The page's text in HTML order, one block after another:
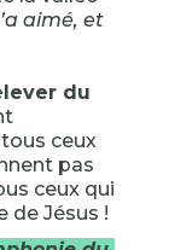
aimé, et
du
tous ceux
pas
ceux qui
de Jésus !